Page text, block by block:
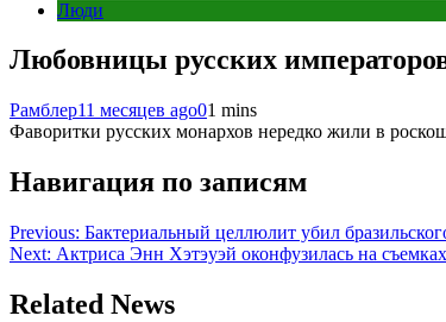
Люди
Любовницы русских
Рамблер11 месяцев ago01 mins
Фаворитки русских монархов нередко жили в
Навигация по записям
Previous: Бактериальный целлюлит убил
Next: Актриса Энн Хэтэуэй оконфузилась на съемках
Related News